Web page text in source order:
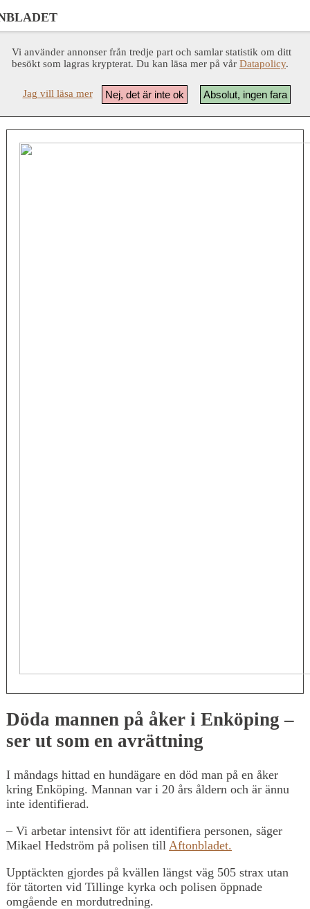
Vi använder annonser från tredje part och samlar statistik om ditt
besökt som lagras krypterat. Du kan läsa mer på vår Datapolicy.
Absolut, ingen fara
Nej, det är inte ok
Jag vill läsa mer
Döda mannen på åker i Enköping –
ser ut som en avrättning
I måndags hittad en hundägare en död man på en åker
kring Enköping. Mannan var i 20 års åldern och är ännu
inte identifierad.
– Vi arbetar intensivt för att identifiera personen, säger
Mikael Hedström på polisen till Aftonbladet.
Upptäckten gjordes på kvällen längst väg 505 strax utan
för tätorten vid Tillinge kyrka och polisen öppnade
omgående en mordutredning.